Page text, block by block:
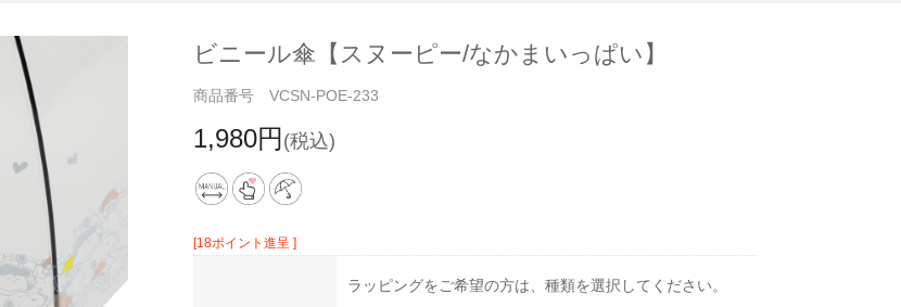
ビニール傘【スヌーピー/なかまいっぱい】
商品番号 VCSN-POE-233
1,980円 (税込)
[18ポイント進呈 ]
ラッピングをご希望の方は、種類を選択してください。